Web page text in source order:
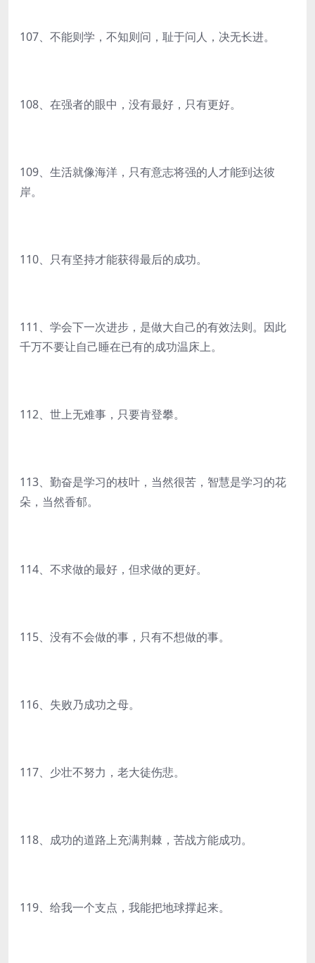
107、不能则学，不知则问，耻于问人，决无长进。
108、在强者的眼中，没有最好，只有更好。
109、生活就像海洋，只有意志将强的人才能到达彼
岸。
110、只有坚持才能获得最后的成功。
111、学会下一次进步，是做大自己的有效法则。因此
千万不要让自己睡在已有的成功温床上。
112、世上无难事，只要肯登攀。
113、勤奋是学习的枝叶，当然很苦，智慧是学习的花
朵，当然香郁。
114、不求做的最好，但求做的更好。
115、没有不会做的事，只有不想做的事。
116、失败乃成功之母。
117、少壮不努力，老大徒伤悲。
118、成功的道路上充满荆棘，苦战方能成功。
119、给我一个支点，我能把地球撑起来。